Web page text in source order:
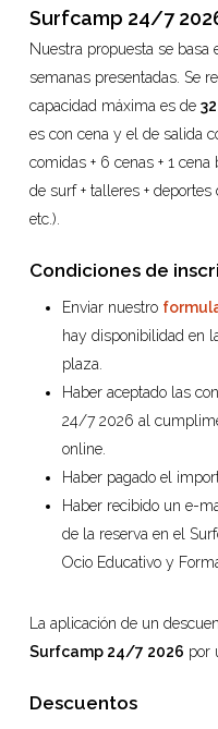
Surfcamp 24/7
Nuestra propuesta se basa
semanas presentadas. Se
capacidad máxima es de
es con cena y el de salida
comidas + 6 cenas + 1
de surf + talleres +
etc.).
Condiciones de
Enviar nuestro
hay disponibilidad en
plaza.
Haber aceptado las
24/7 2026 al
online.
Haber pagado el
Haber recibido un e-
de la reserva en el
Ocio Educativo y
La aplicación de un
Surfcamp 24/7 2026 por
Descuentos